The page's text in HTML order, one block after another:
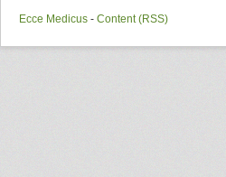
Ecce Medicus - Content (RSS)